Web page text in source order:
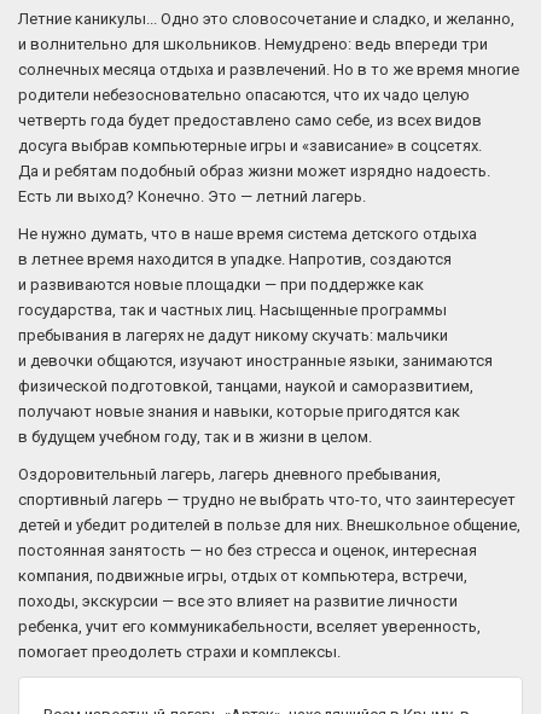
Летние каникулы... Одно это словосочетание и сладко, и желанно,
и волнительно для школьников. Немудрено: ведь впереди три
солнечных месяца отдыха и развлечений. Но в то же время многие
родители небезосновательно опасаются, что их чадо целую
четверть года будет предоставлено само себе, из всех видов
досуга выбрав компьютерные игры и «зависание» в соцсетях.
Да и ребятам подобный образ жизни может изрядно надоесть.
Есть ли выход? Конечно. Это — летний лагерь.
Не нужно думать, что в наше время система детского отдыха
в летнее время находится в упадке. Напротив, создаются
и развиваются новые площадки — при поддержке как
государства, так и частных лиц. Насыщенные программы
пребывания в лагерях не дадут никому скучать: мальчики
и девочки общаются, изучают иностранные языки, занимаются
физической подготовкой, танцами, наукой и саморазвитием,
получают новые знания и навыки, которые пригодятся как
в будущем учебном году, так и в жизни в целом.
Оздоровительный лагерь, лагерь дневного пребывания,
спортивный лагерь — трудно не выбрать что-то, что заинтересует
детей и убедит родителей в пользе для них. Внешкольное общение,
постоянная занятость — но без стресса и оценок, интересная
компания, подвижные игры, отдых от компьютера, встречи,
походы, экскурсии — все это влияет на развитие личности
ребенка, учит его коммуникабельности, вселяет уверенность,
помогает преодолеть страхи и комплексы.